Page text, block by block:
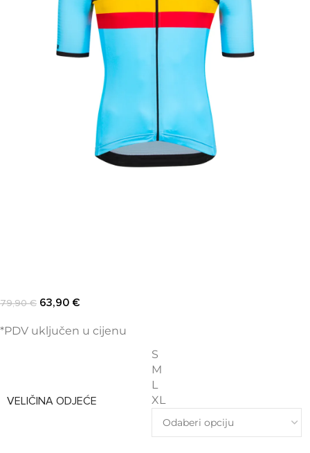
79,90€ 63,90 €
*PDV uključen u cijenu
VELIČINA ODJEĆE
S
M
L
XL